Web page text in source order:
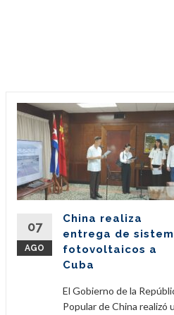
07
AGO
China realiza
entrega de
fotovoltaicos a
Cuba
El Gobierno de la
Popular de China realizó